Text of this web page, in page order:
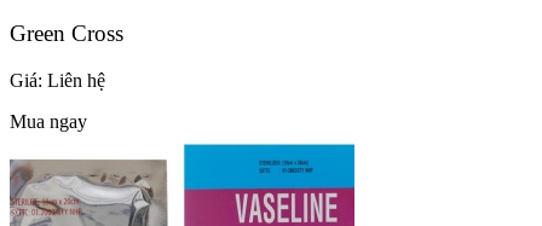
Green Cross
Giá: Liên hệ
Mua ngay